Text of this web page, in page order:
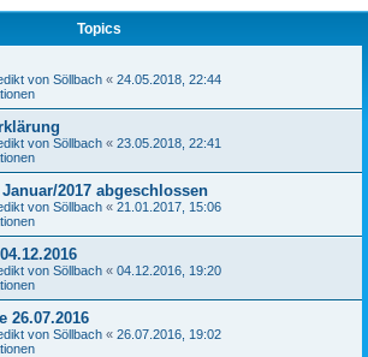
Topics
von Söllbach « 24.05.2018, 22:44
von Söllbach « 23.05.2018, 22:41
2017 abgeschlossen
von Söllbach « 21.01.2017, 15:06
von Söllbach « 04.12.2016, 19:20
26.07.2016
von Söllbach « 26.07.2016, 19:02